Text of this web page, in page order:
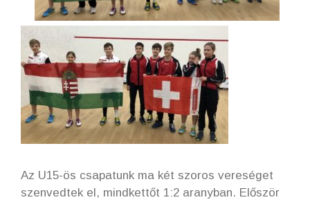
Az U15-ös csapatunk ma két szoros vereséget
szenvedtek el, mindkettőt 1:2 aranyban. Először